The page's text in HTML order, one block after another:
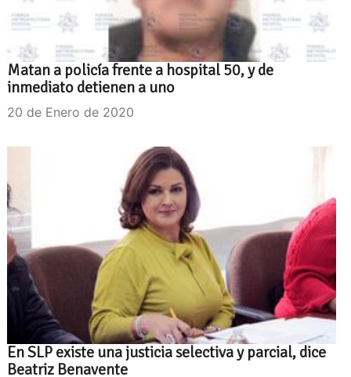
Matan a policía frente a hospital 50, y de
inmediato detienen a uno
20 de Enero de 2020
En SLP existe una justicia selectiva y parcial, dice
Beatriz Benavente